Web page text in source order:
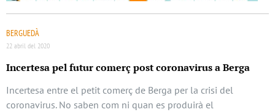
BERGUEDÀ
22 abril del 2020
Incertesa pel futur comerç post coronavirus a Berga
Incertesa entre el petit comerç de Berga per la crisi del
coronavirus. No saben com ni quan es produirà el